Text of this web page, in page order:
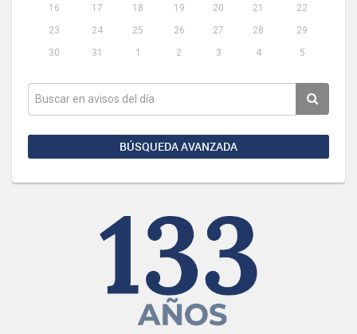
16
17 18 19 20 21
22
23
24 25 26 27 28
29
30
31 1 2 3 4 5
BÚSQUEDA AVANZADA